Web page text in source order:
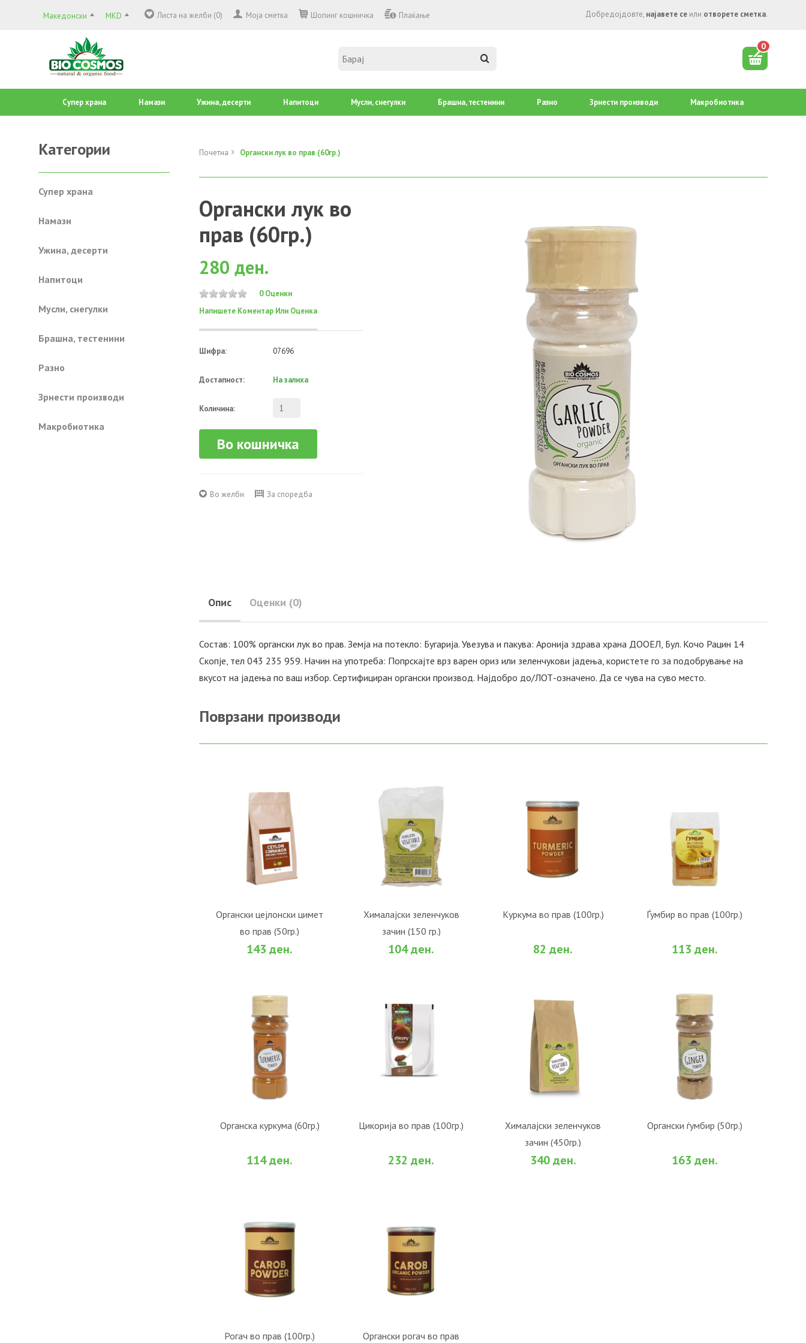
Македонски MKD Добредојдовте, најавете се или отворете сметка.
Листа на желби (0) Моја сметка Шопинг кошничка Плаќање
0
Супер храна Намази Ужина, десерти Напитоци Mусли, снегулки Брашна, тестенини Разно Зрнести производи Mакробиотика
Категории
Супер храна
Намази
Ужина, десерти
Напитоци
Mусли, снегулки
Брашна, тестенини
Разно
Зрнести производи
Mакробиотика
Почетна Органски лук во прав (60гр.)
Органски лук во
прав (60гр.)
280 ден.
0 Оценки
Напишете Коментар Или Оценка
Шифра: 07696
Достапност: На залиха
Количина:
Во кошничка
Во желби За споредба
Опис Оценки (0)
Состав: 100% органски лук во прав. Земја на потекло: Бугарија. Увезува и пакува: Аронија здрава храна ДООЕЛ, Бул. Кочо Рацин 14
Скопје, тел 043 235 959. Начин на употреба: Попрскајте врз варен ориз или зеленчукови јадења, користете го за подобрување на
вкусот на јадења по ваш избор. Сертифициран органски производ. Најдобро до/ЛОТ-означено. Да се чува на суво место.
Поврзани производи
Органски цејлонски цимет
во прав (50гр.)
143 ден.
ВО КОШНИЧКА
Во желби За споредба
Хималајски зеленчуков
зачин (150 гр.)
104 ден.
ВО КОШНИЧКА
Во желби За споредба
Куркума во прав (100гр.)
82 ден.
ВО КОШНИЧКА Ѓумбир во прав (100гр.)
113 ден.
ВО КОШНИЧКА
Органска куркума (60гр.)
114 ден.
ВО КОШНИЧКА Цикорија во прав (100гр.)
232 ден.
ВО КОШНИЧКА
Хималајски зеленчуков
зачин (450гр.)
340 ден.
ВО КОШНИЧКА
Во желби За споредба
Органски ѓумбир (50гр.)
163 ден.
ВО КОШНИЧКА
Рогач во прав (100гр.)
ВО КОШНИЧКА
Органски рогач во прав
ВО КОШНИЧКА